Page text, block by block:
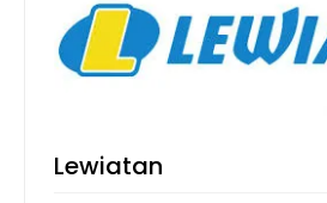
Lewiatan